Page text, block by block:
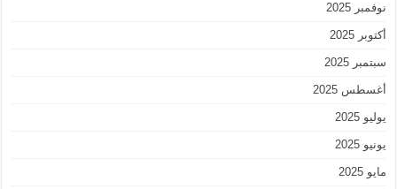
نوفمبر 2025
أكتوبر 2025
سبتمبر 2025
أغسطس 2025
يوليو 2025
يونيو 2025
مايو 2025